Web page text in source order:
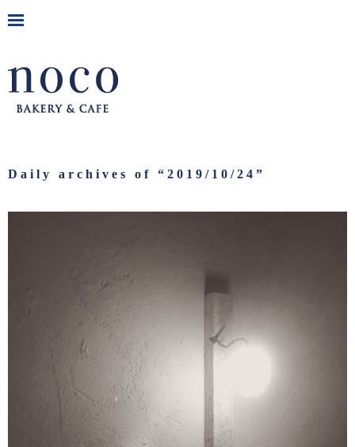
Daily archives of “ 2019/10/24 ”